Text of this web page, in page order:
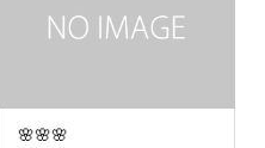
🌸🌸🌸